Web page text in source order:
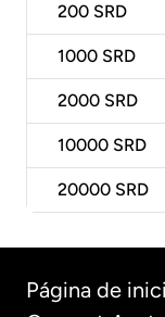
200 SRD
1000 SRD
2000 SRD
10000 SRD
20000 SRD
Página de